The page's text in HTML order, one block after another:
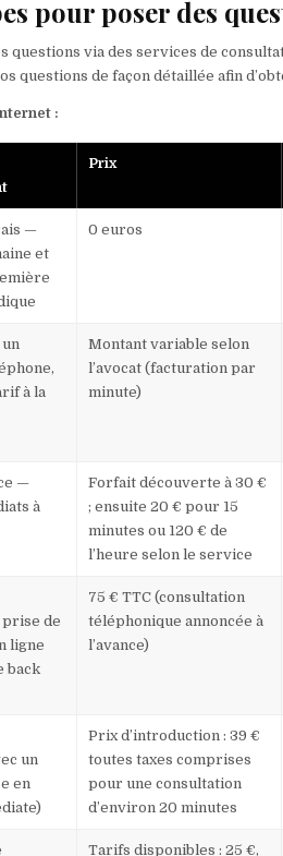
pour poser des
questions via des services de
questions de façon détaillée afin
:
Prix
—
et
0 euros
à la
Montant variable selon
l’avocat (facturation par
minute)
—
à
Forfait découverte à 30 €
; ensuite 20 € pour 15
minutes ou 120 € de
l’heure selon le service
de
ligne
back
75 € TTC (consultation
téléphonique annoncée à
l’avance)
un
en
Prix d’introduction : 39 €
toutes taxes comprises
pour une consultation
d’environ 20 minutes
Tarifs disponibles : 25 €,